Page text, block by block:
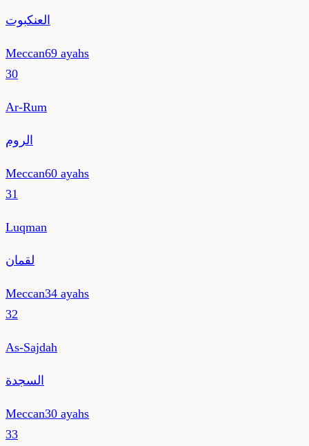
العنكبوت
Meccan69 ayahs
30
Ar-Rum
الروم
Meccan60 ayahs
31
Luqman
لقمان
Meccan34 ayahs
32
As-Sajdah
السجدة
Meccan30 ayahs
33